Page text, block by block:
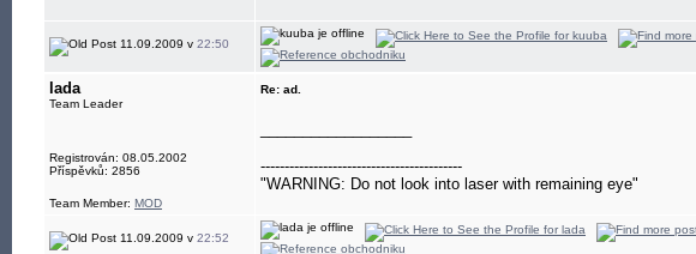
11.09.2009 v 22:50
lada
Team Leader
Registrován: 08.05.2002
Příspěvků: 2856
Team Member: MOD
Re: ad.
------------------------------------------
"WARNING: Do not look into laser with remaining eye"
11.09.2009 v 22:52